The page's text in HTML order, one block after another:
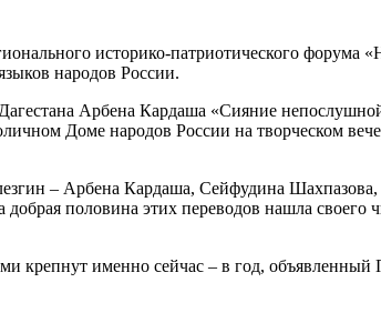
историко-патриотического
народов России.
Арбена Кардаша «Сияние
Доме народов России на творческом
– Арбена Кардаша, Сейфудина
половина этих переводов нашла своего
крепнут именно сейчас – в год,